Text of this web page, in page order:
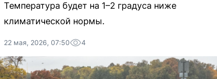
Температура будет на 1–2 градуса ниже
климатической нормы.
22 мая, 2026, 07:50 4